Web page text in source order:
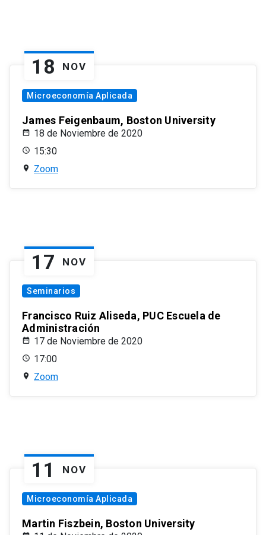
18 NOV
Microeconomía Aplicada
James Feigenbaum, Boston University
18 de Noviembre de 2020
15:30
Zoom
17 NOV
Seminarios
Francisco Ruiz Aliseda, PUC Escuela de
Administración
17 de Noviembre de 2020
17:00
Zoom
11 NOV
Microeconomía Aplicada
Martin Fiszbein, Boston University